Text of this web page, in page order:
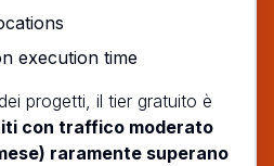
execution time
progetti, il tier gratuito è
con traffico moderato
raramente superano